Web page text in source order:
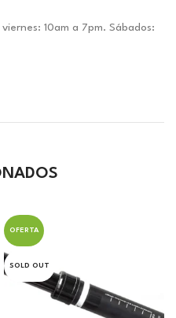
10am a 7pm. Sábados:
OFERTA
SOLD OUT